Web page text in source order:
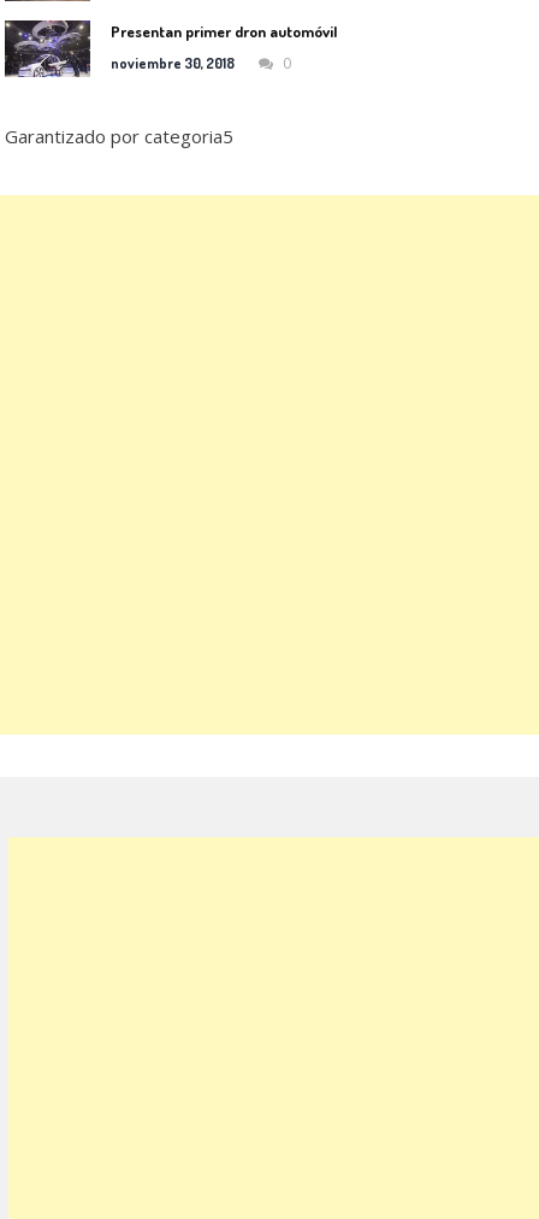
Presentan primer dron automóvil
noviembre 30, 2018 0
Garantizado por categoria5